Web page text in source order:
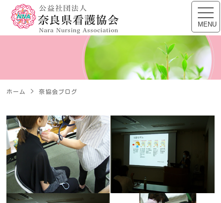
公益社団法人 奈良県看
MENU
ホーム 奈協会ブログ